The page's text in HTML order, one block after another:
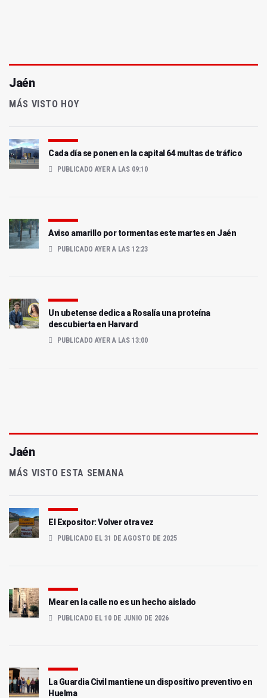
Jaén
MÁS VISTO HOY
Cada día se ponen en la capital 64 multas de tráfico
PUBLICADO AYER A LAS 09:10
Aviso amarillo por tormentas este martes en Jaén
PUBLICADO AYER A LAS 12:23
Un ubetense dedica a Rosalía una proteína
descubierta en Harvard
PUBLICADO AYER A LAS 13:00
Jaén
MÁS VISTO ESTA SEMANA
El Expositor: Volver otra vez
PUBLICADO EL 31 DE AGOSTO DE 2025
Mear en la calle no es un hecho aislado
PUBLICADO EL 10 DE JUNIO DE 2026
La Guardia Civil mantiene un dispositivo preventivo en
Huelma